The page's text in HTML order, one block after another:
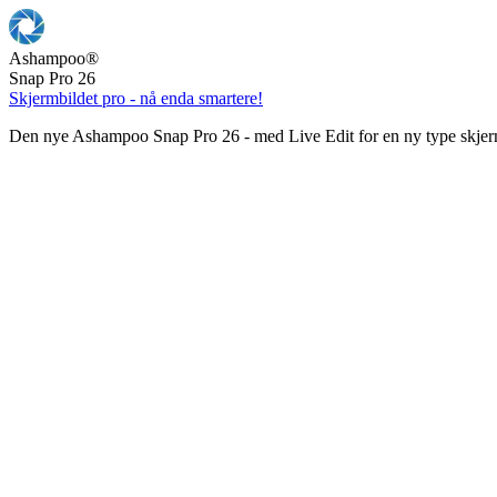
Ashampoo®
Snap Pro 26
Skjermbildet pro - nå enda smartere!
Den nye Ashampoo Snap Pro 26 - med Live Edit for en ny type